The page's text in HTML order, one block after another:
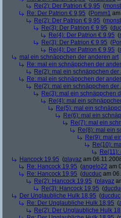
Re(2): Der Patrion € 9,95 (
Re: Der Patrion € 9,95 (Pomm1
Re(2): Der Patrion € 9,95 (
Re(3): Der Patrion € 9,95 (
Re(4): Der Patrion € 9,95 (
Re(3): Der Patrion € 9,95 (
Re(4): Der Patrion € 9,95 (
mal ein schnäppchen der anderen art
Re: mal ein schnäppchen der
Re(2): mal ein schnäppchen der
Re: mal ein schnäppchen der
Re(2): mal ein schnäppchen der
Re(3): mal ein schnäppchen
Re(4): mal ein
Re(5): mal ein
Re(6): mal ein
Re(7): mal ein
Re(8): mal ein
Re(9): mal
Re(10):
Hancock 19,95 (playaz am
Re: Hancock 19,95 (angelo22 am
Re: Hancock 19,95 (ducduc am
Re(2): Hancock 19,95 (playaz
Re(3): Hancock 19,95 (
Der Unglaubliche Hulk 18,95 (ducduc
Re: Der Unglaubliche Hulk 18,95 (
Re(2): Der Unglaubliche Hulk